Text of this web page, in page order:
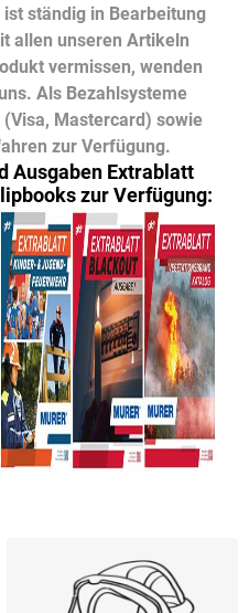
ständig in Bearbeitung
allen unseren Artikeln
vermissen, wenden
Als Bezahlsysteme
Mastercard) sowie
zur Verfügung.
Ausgaben Extrablatt
zur Verfügung: